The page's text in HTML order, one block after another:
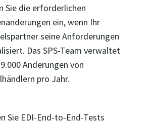
Sie die erforderlichen
ein, wenn Ihr
seine Anforderungen
Das SPS-Team verwaltet
Änderungen von
pro Jahr.
Sie EDI-End-to-End-Tests